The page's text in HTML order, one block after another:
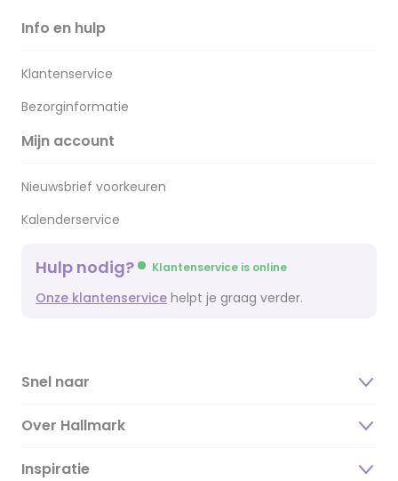
Info en hulp
Klantenservice
Bezorginformatie
Mijn account
Nieuwsbrief voorkeuren
Kalenderservice
Hulp nodig? Klantenservice is online
Onze klantenservice helpt je graag verder.
Snel naar
Over Hallmark
Over ons
Inspiratie